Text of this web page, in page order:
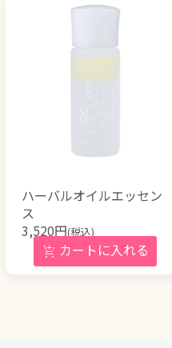
ハーバルオイルエッセン
ス
3,520円(税込)